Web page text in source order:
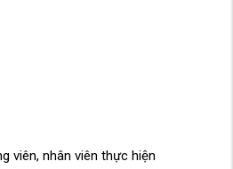
viên, nhân viên thực hiện